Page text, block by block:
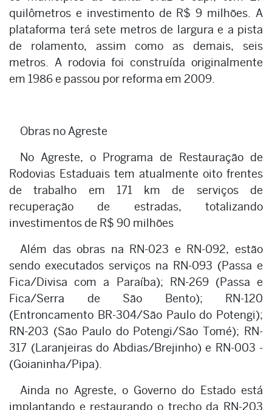
quilômetros e investimento de R$ 9 milhões. A
plataforma terá sete metros de largura e a pista
de rolamento, assim como as demais, seis
metros. A rodovia foi construída originalmente
em 1986 e passou por reforma em 2009.
Obras no Agreste
No Agreste, o Programa de Restauração de
Rodovias Estaduais tem atualmente oito frentes
de trabalho em 171 km de serviços de
recuperação de estradas, totalizando
investimentos de R$ 90 milhões
Além das obras na RN-023 e RN-092, estão
sendo executados serviços na RN-093 (Passa e
Fica/Divisa com a Paraíba); RN-269 (Passa e
Fica/Serra de São Bento); RN-120
(Entroncamento BR-304/São Paulo do Potengi);
RN-203 (São Paulo do Potengi/São Tomé); RN-
317 (Laranjeiras do Abdias/Brejinho) e RN-003 -
(Goianinha/Pipa).
Ainda no Agreste, o Governo do Estado está
implantando e restaurando o trecho da RN-203